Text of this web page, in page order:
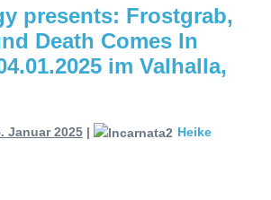
presents: Frostgrab,
Death Comes In
im Valhalla,
Januar 2025 | Heike